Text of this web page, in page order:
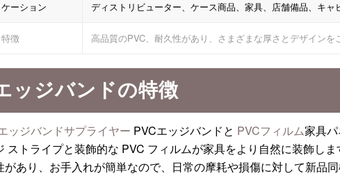
ーション ディストリビューター、ケース商品、家具、店舗備品、キャ
特徴 高品質のPVC、耐久性があり、さまざまな厚さとデザインを
ッジバンドの特徴
ッジバンドサプライヤー PVCエッジバンドと PVCフィルム家具
ストライプと装飾的な PVC フィルムが家具をより自然に装飾し
があり、お手入れが簡単なので、日常の摩耗や損傷に対して新品